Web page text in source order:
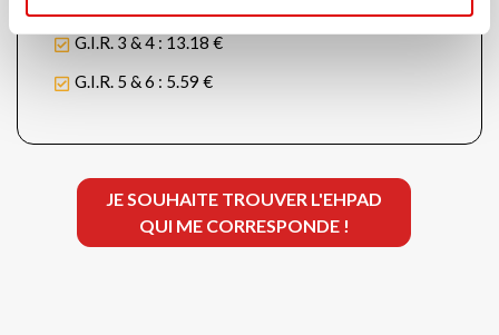
G.I.R. 3 & 4 : 13.18 €
G.I.R. 5 & 6 : 5.59 €
JE SOUHAITE TROUVER L'EHPAD
QUI ME CORRESPONDE !